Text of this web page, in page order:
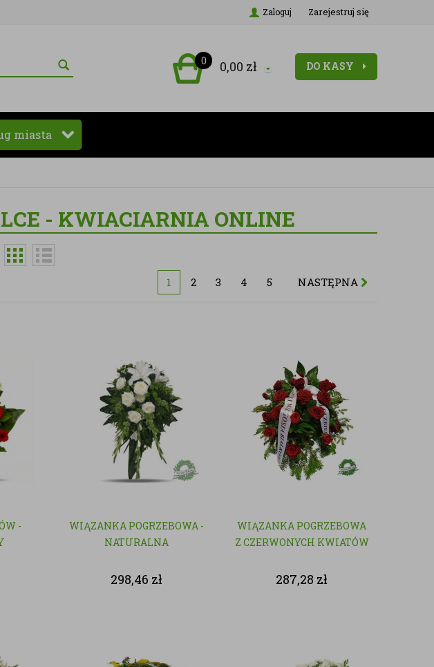
Zaloguj Zarejestruj się
0 0,00 zł DO KASY
miasta
- KWIACIARNIA ONLINE
1 2 3 4 5 NASTĘPNA
-
WIĄZANKA POGRZEBOWA -
NATURALNA
298,46 zł
WIĄZANKA POGRZEBOWA
Z CZERWONYCH KWIATÓW
287,28 zł